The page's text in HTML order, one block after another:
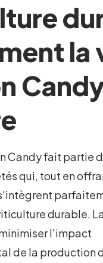
la
Candy fait partie
qui, tout en
durable.
l'impact
de la production